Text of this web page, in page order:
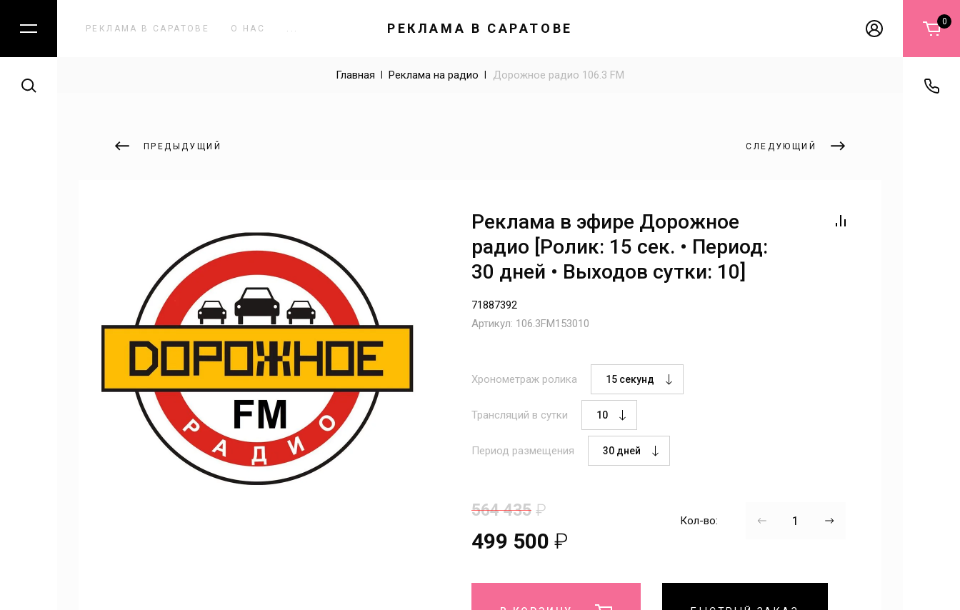
КАТАЛОГ
Наружная реклама
Саратовская область
0
РЕКЛАМА В САРАТОВЕ О НАС РЕКЛАМА В САРАТОВЕ
Главная | Реклама на радио | Дорожное радио 106.3 FM
ПРЕДЫДУЩИЙ СЛЕДУЮЩИЙ
Реклама в эфире Дорожное
радио [Ролик: 15 сек. • Период:
30 дней • Выходов сутки: 10]
71887392
Артикул: 106.3FM153010
Хронометраж ролика
Трансляций в сутки
Период размещения
564 435 ₽
499 500 ₽
Кол-во: